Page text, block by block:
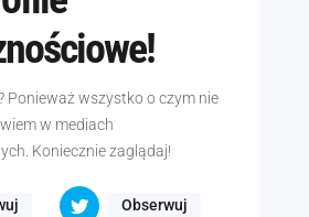
Ponieważ wszystko o czym nie
w mediach
Koniecznie zaglądaj!
Obserwuj